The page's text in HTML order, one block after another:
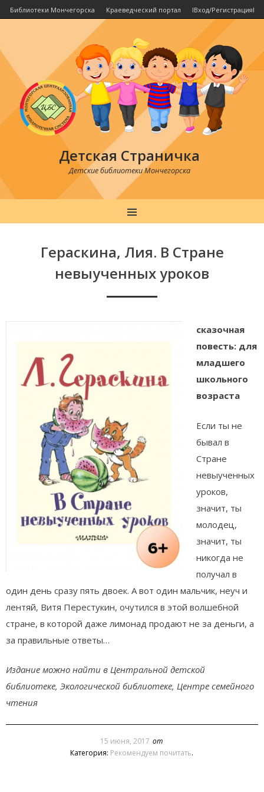
Библиотеки Мончегорска Краеведческий портал IВход/РегистрацияI
Детская Страничка
Детские библиотеки Мончегорска
MENU
Гераскина, Лия. В Стране
невыученных уроков
сказочная
повесть: для
младшего
школьного
возраста
Если ты не
бывал в
Стране
невыученных
уроков,
значит, ты
молодец,
значит, ты
никогда не
получал в
один день сразу пять двоек. А вот один мальчик, неуч и
лентяй, Витя Перестукин, очутился в этой волшебной
стране, в которой даже лимонад продают не за деньги, а
за правильные ответы…
Издание можно найти в Центральной детской
библиотеке, Экологической библиотеке, Центре семейного
чтения
15 июня, 2017 от
Категория: Рекомендуем почитать.
navigation